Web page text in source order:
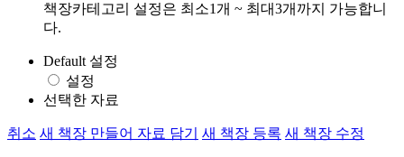
책장카테고리 설정은 최소1개 ~ 최대3개까지 가능합니
다.
Default 설정
설정
선택한 자료
취소 새 책장 만들어 자료 담기 새 책장 등록 새 책장 수정